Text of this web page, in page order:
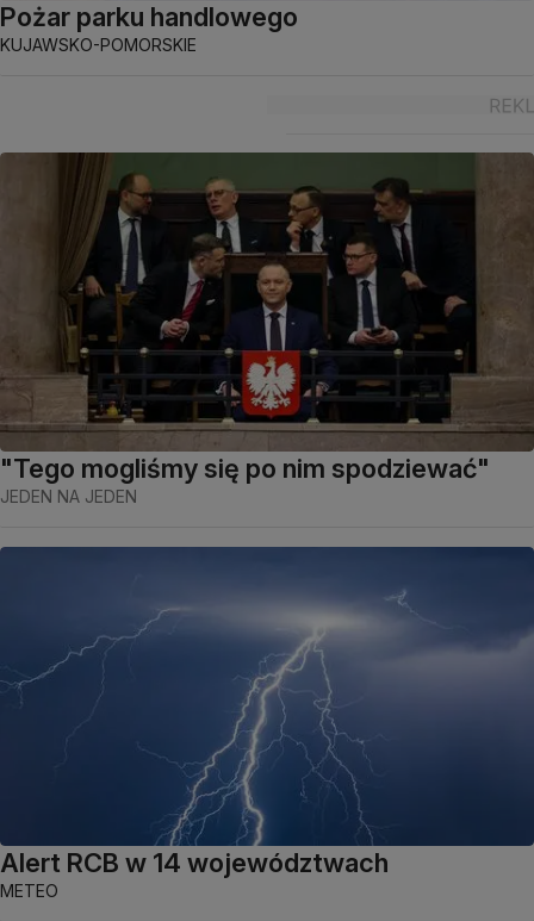
Pożar parku handlowego
KUJAWSKO-POMORSKIE
"Tego mogliśmy się po nim spodziewać"
JEDEN NA JEDEN
Alert RCB w 14 województwach
METEO